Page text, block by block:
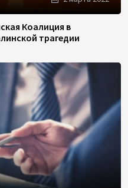
Коалиция в
трагедии